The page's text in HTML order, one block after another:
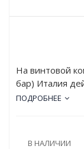
На винтовой
бар) Италия
двигателя
ПОДРОБНЕЕ
В НАЛИЧИИ